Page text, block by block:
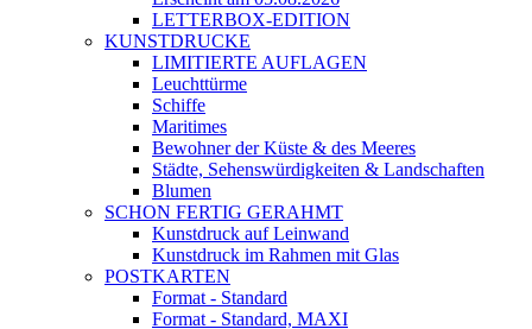
LETTERBOX-EDITION
KUNSTDRUCKE
LIMITIERTE AUFLAGEN
Leuchttürme
Schiffe
Maritimes
Bewohner der Küste & des Meeres
Städte, Sehenswürdigkeiten & Landschaften
Blumen
SCHON FERTIG GERAHMT
Kunstdruck auf Leinwand
Kunstdruck im Rahmen mit Glas
POSTKARTEN
Format - Standard
Format - Standard, MAXI